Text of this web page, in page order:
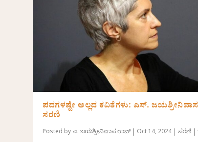
ಪದಗಳಷ್ಟೇ ಅಲ್ಲದ ಕವಿತೆಗಳು: ಎಸ್.
ಸರಣಿ
Posted by ಎಸ್. ಜಯಶ್ರೀನಿವಾಸ ರಾವ್ Oct 14, 2024 ಸರಣಿ |